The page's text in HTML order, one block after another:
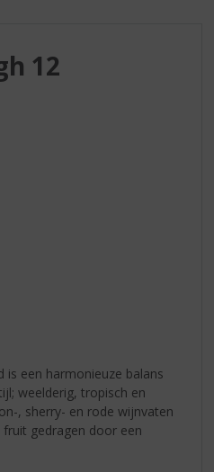
12
is een harmonieuze balans
weelderig, tropisch en
, sherry- en rode wijnvaten
gedragen door een